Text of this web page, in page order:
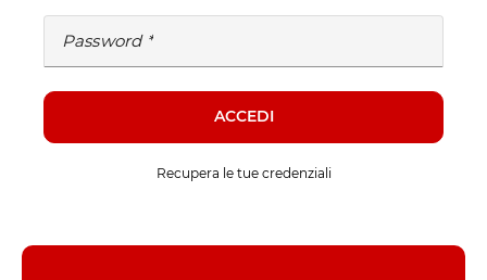
Password
ACCEDI
Recupera le tue credenziali